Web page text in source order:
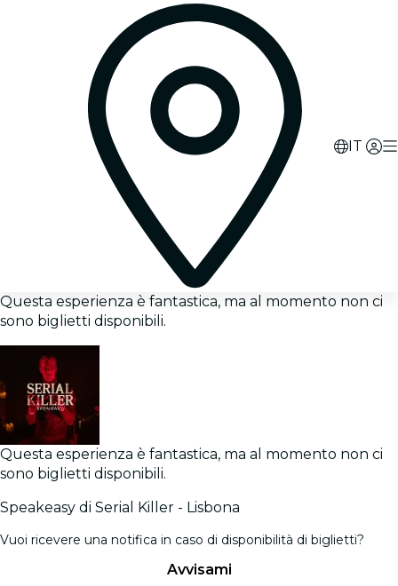
IT
Questa esperienza è fantastica, ma al momento non ci
sono biglietti disponibili.
Questa esperienza è fantastica, ma al momento non ci
sono biglietti disponibili.
Speakeasy di Serial Killer - Lisbona
Vuoi ricevere una notifica in caso di disponibilità di biglietti?
Avvisami